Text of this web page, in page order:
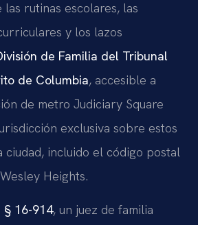
rutinas escolares, las
y los lazos
de Familia del Tribunal
de Columbia, accesible a
de metro Judiciary Square
exclusiva sobre estos
ciudad, incluido el código postal
Heights.
§ 16-914, un juez de familia